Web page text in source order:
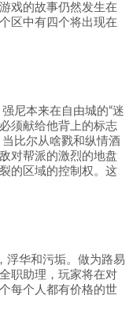
戏的故事仍然发生在
区中有四个将出现在
尼本来在自由城的“迷
须献给他背上的标志
比尔从啥戮和纵情酒
对帮派的激烈的地盘
的区域的控制权。这
浮华和污垢。做为路易
职助理，玩家将在对
每个人都有价格的世